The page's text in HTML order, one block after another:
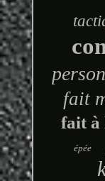
fait
fait à
épée